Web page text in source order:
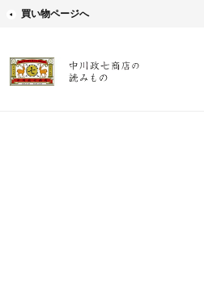
買い物ページへ